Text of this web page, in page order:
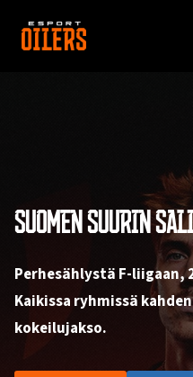
sisältöön
SUOMEN SUURIN
Perhesählystä F-
Kaikissa ryhmissä
kokeilujakso.